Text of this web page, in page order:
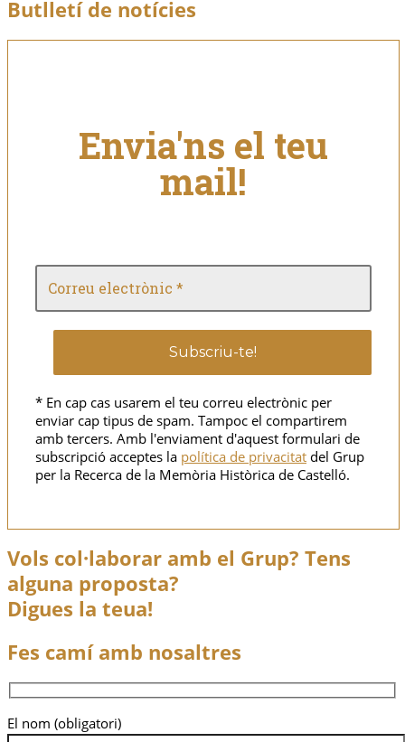
Butlletí de notícies
Envia'ns el teu
mail!
* En cap cas usarem el teu correu electrònic per
enviar cap tipus de spam. Tampoc el compartirem
amb tercers. Amb l'enviament d'aquest formulari de
subscripció acceptes la política de privacitat del Grup
per la Recerca de la Memòria Històrica de Castelló.
Vols col·laborar amb el Grup? Tens
alguna proposta?
Digues la teua!
Fes camí amb nosaltres
El nom (obligatori)